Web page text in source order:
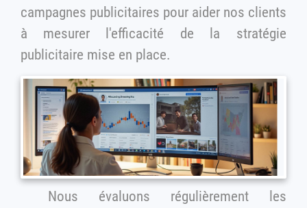
campagnes publicitaires pour aider nos clients
à mesurer l'efficacité de la stratégie
publicitaire mise en place.
Nous évaluons régulièrement les